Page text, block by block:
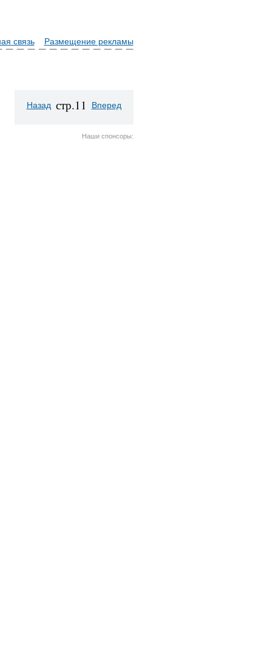
связь Размещение рекламы
Назад стр.11 Вперед
Наши спонсоры: